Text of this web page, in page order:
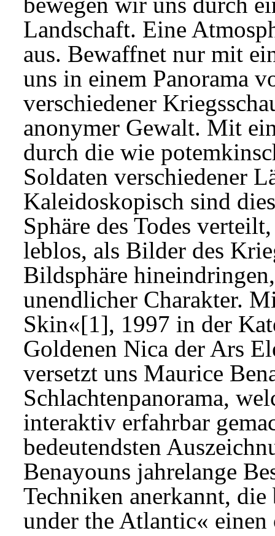
Landschaft. Eine
aus. Bewaffnet nur mit
uns in einem Panorama
verschiedener
anonymer Gewalt. Mit
durch die wie
Soldaten verschiedener
Kaleidoskopisch sind
Sphäre des Todes
leblos, als Bilder des
Bildsphäre
unendlicher Charakter.
Skin«[1], 1997 in der
Goldenen Nica der Ars
versetzt uns Maurice
Schlachtenpanorama,
interaktiv erfahrbar
bedeutendsten
Benayouns jahrelange
Techniken anerkannt,
under the Atlantic«